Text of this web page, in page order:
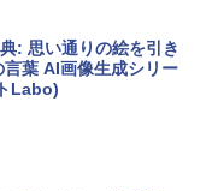
16インチ パソコ
& Business 202
ラインコード版|Wind
: 思い通りの絵を引き
葉 AI画像生成シリー
Labo)